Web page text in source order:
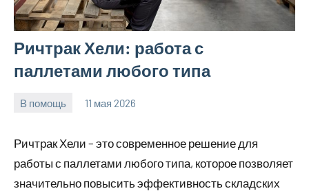
Ричтрак Хели: работа с
паллетами любого типа
В помощь 11 мая 2026
Ричтрак Хели – это современное решение для
работы с паллетами любого типа, которое позволяет
значительно повысить эффективность складских